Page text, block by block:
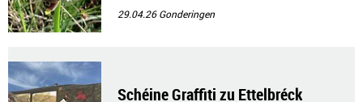
29.04.26Gonderingen
Schéine Graffiti zu Ettelbréck